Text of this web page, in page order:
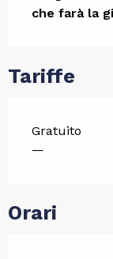
che farà la
Tariffe
Gratuito
—
Orari